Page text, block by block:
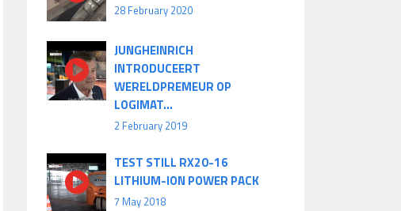
28 February 2020
JUNGHEINRICH
INTRODUCEERT
WERELDPREMEUR OP
LOGIMAT...
2 February 2019
TEST STILL RX20-16
LITHIUM-ION POWER PACK
7 May 2018